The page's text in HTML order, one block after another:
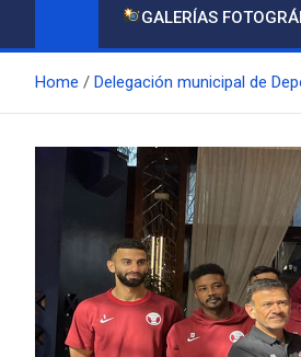
GALERÍAS
Home Delegación municipal de